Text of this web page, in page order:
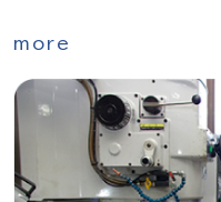
more